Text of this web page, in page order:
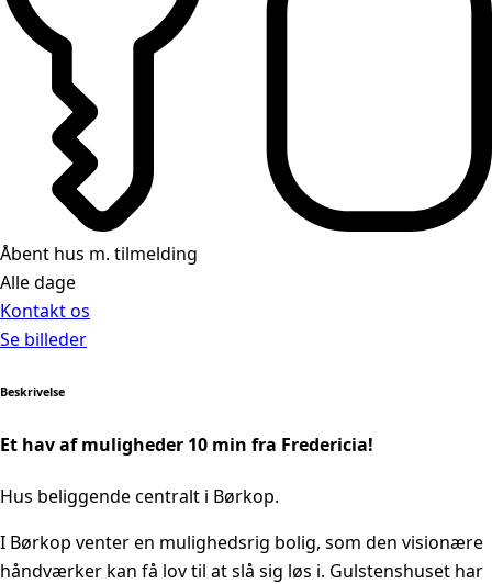
Åbent hus m. tilmelding
Alle dage
Kontakt os
Se billeder
Beskrivelse
Et hav af muligheder 10 min fra Fredericia!
Hus beliggende centralt i Børkop.
I Børkop venter en mulighedsrig bolig, som den visionære
håndværker kan få lov til at slå sig løs i. Gulstenshuset har